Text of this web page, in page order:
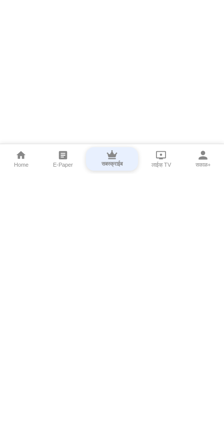
Home E-Paper सबस्क्राईब लाईव्ह TV सकाळ+